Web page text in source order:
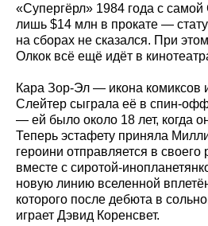
«Супергёрл» 1984 года с самой
лишь $14 млн в прокате —
на сборах не сказался. При
Олкок всё ещё идёт в
Кара Зор-Эл — икона комиксов
Слейтер сыграла её в спин-
— ей было около 18 лет, когда
Теперь эстафету приняла
героини отправляется в своего
вместе с сиротой-
новую линию вселенной
которого после дебюта в
играет Дэвид Коренсвет.